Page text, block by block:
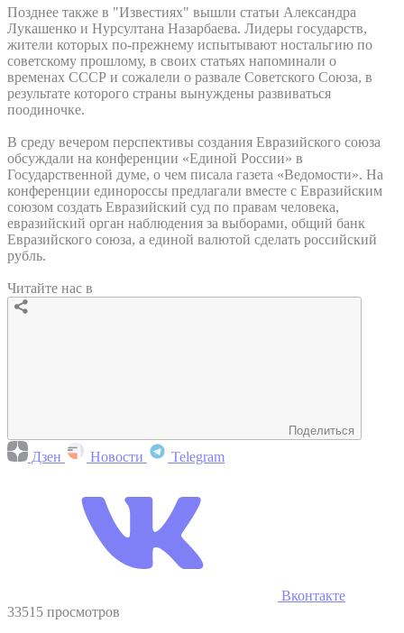
Позднее также в "Известиях" вышли статьи Александра
Лукашенко и Нурсултана Назарбаева. Лидеры государств,
жители которых по-прежнему испытывают ностальгию по
советскому прошлому, в своих статьях напоминали о
временах СССР и сожалели о развале Советского Союза, в
результате которого страны вынуждены развиваться
поодиночке.
В среду вечером перспективы создания Евразийского союза
обсуждали на конференции «Единой России» в
Государственной думе, о чем писала газета «Ведомости». На
конференции единороссы предлагали вместе с Евразийским
союзом создать Евразийский суд по правам человека,
евразийский орган наблюдения за выборами, общий банк
Евразийского союза, а единой валютой сделать российский
рубль.
Читайте нас в
Поделиться
Дзен Новости Telegram
Вконтакте
33515 просмотров